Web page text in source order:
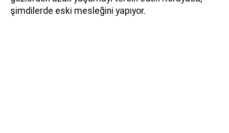
şimdilerde eski mesleğini yapıyor.